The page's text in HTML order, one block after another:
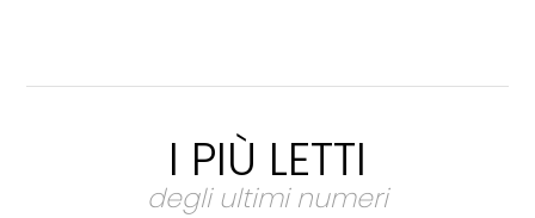
I PIÙ LETTI
degli ultimi numeri